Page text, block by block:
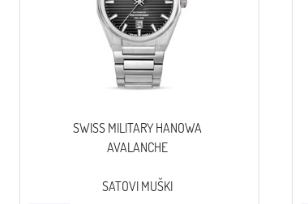
SWISS MILITARY HANOWA
AVALANCHE
SATOVI MUŠKI